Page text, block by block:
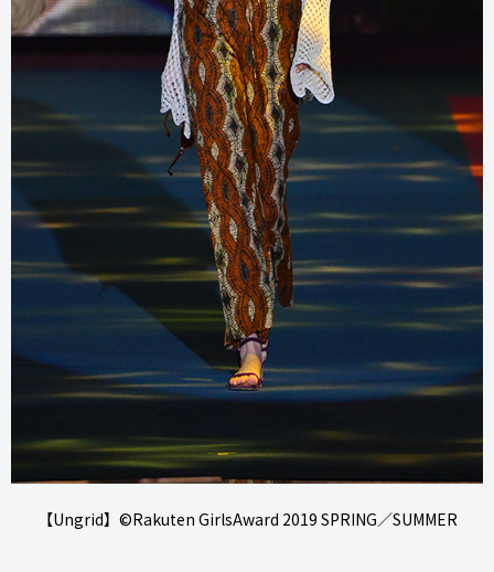
【Ungrid】©Rakuten GirlsAward 2019 SPRING／SUMMER